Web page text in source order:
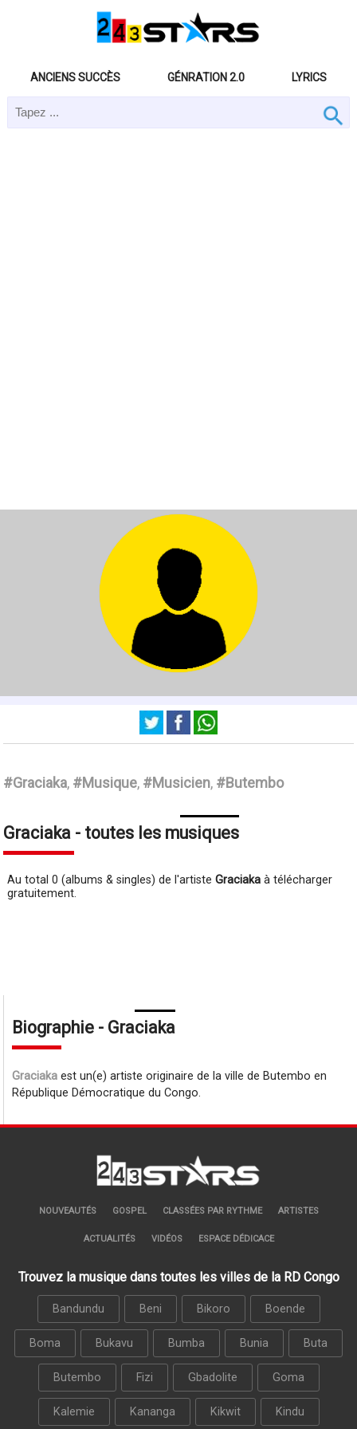
ANCIENS SUCCÈS GÉNRATION 2.0 LYRICS
#Graciaka, #Musique, #Musicien, #Butembo
Graciaka - toutes les musiques
Au total 0 (albums & singles) de l'artisteGraciaka à télécharger
gratuitement.
Biographie - Graciaka
Graciaka est un(e) artiste originaire de la ville de Butembo en
République Démocratique du Congo.
NOUVEAUTÉS GOSPEL CLASSÉES PAR RYTHME ARTISTES
ACTUALITÉS VIDÉOS ESPACE DÉDICACE
Trouvez la musique dans toutes les villes de la RD Congo
Bandundu Beni Bikoro Boende
Boma Bukavu Bumba Bunia Buta
Butembo Fizi Gbadolite Goma
Kalemie Kananga Kikwit Kindu